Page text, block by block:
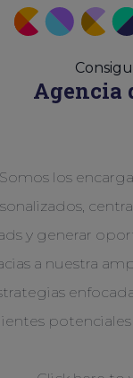
Agencia
los
y generar
a nuestra
potenciales